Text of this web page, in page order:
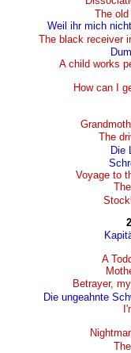
The
Weil ihr mich
The black receiver
A child works
How can I
The
Die
Voyage to
A
Betrayer,
Die ungeahnte